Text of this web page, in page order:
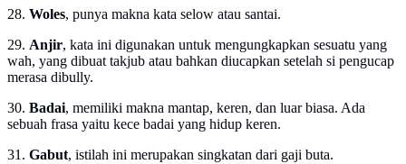
28. Woles, punya makna kata selow atau santai.
29. Anjir, kata ini digunakan untuk mengungkapkan sesuatu yang
wah, yang dibuat takjub atau bahkan diucapkan setelah si pengucap
merasa dibully.
30. Badai, memiliki makna mantap, keren, dan luar biasa. Ada
sebuah frasa yaitu kece badai yang hidup keren.
31. Gabut, istilah ini merupakan singkatan dari gaji buta.